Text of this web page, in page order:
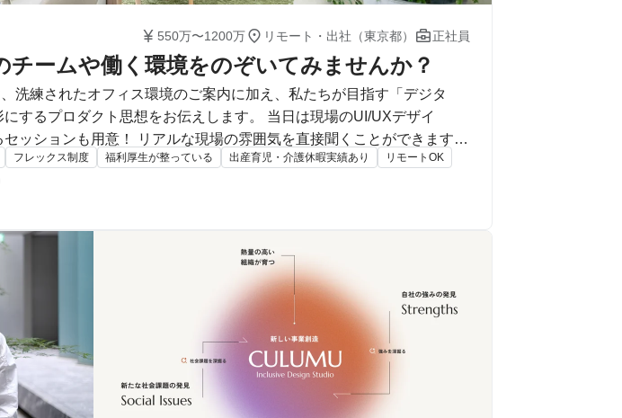
 550万〜1200万 リモート・出社（東京都） 正社員
チームや働く環境をのぞいてみませんか？
洗練されたオフィス環境のご案内に加え、私たちが目指す「デジタ
ト思想をお伝えします。 当日は現場のUI/UXデザイ
ッションも用意！ リアルな現場の雰囲気を直接聞くことができます。
てください！
フレックス制度 福利厚生が整っている 出産育児・介護休暇実績あり リモートOK